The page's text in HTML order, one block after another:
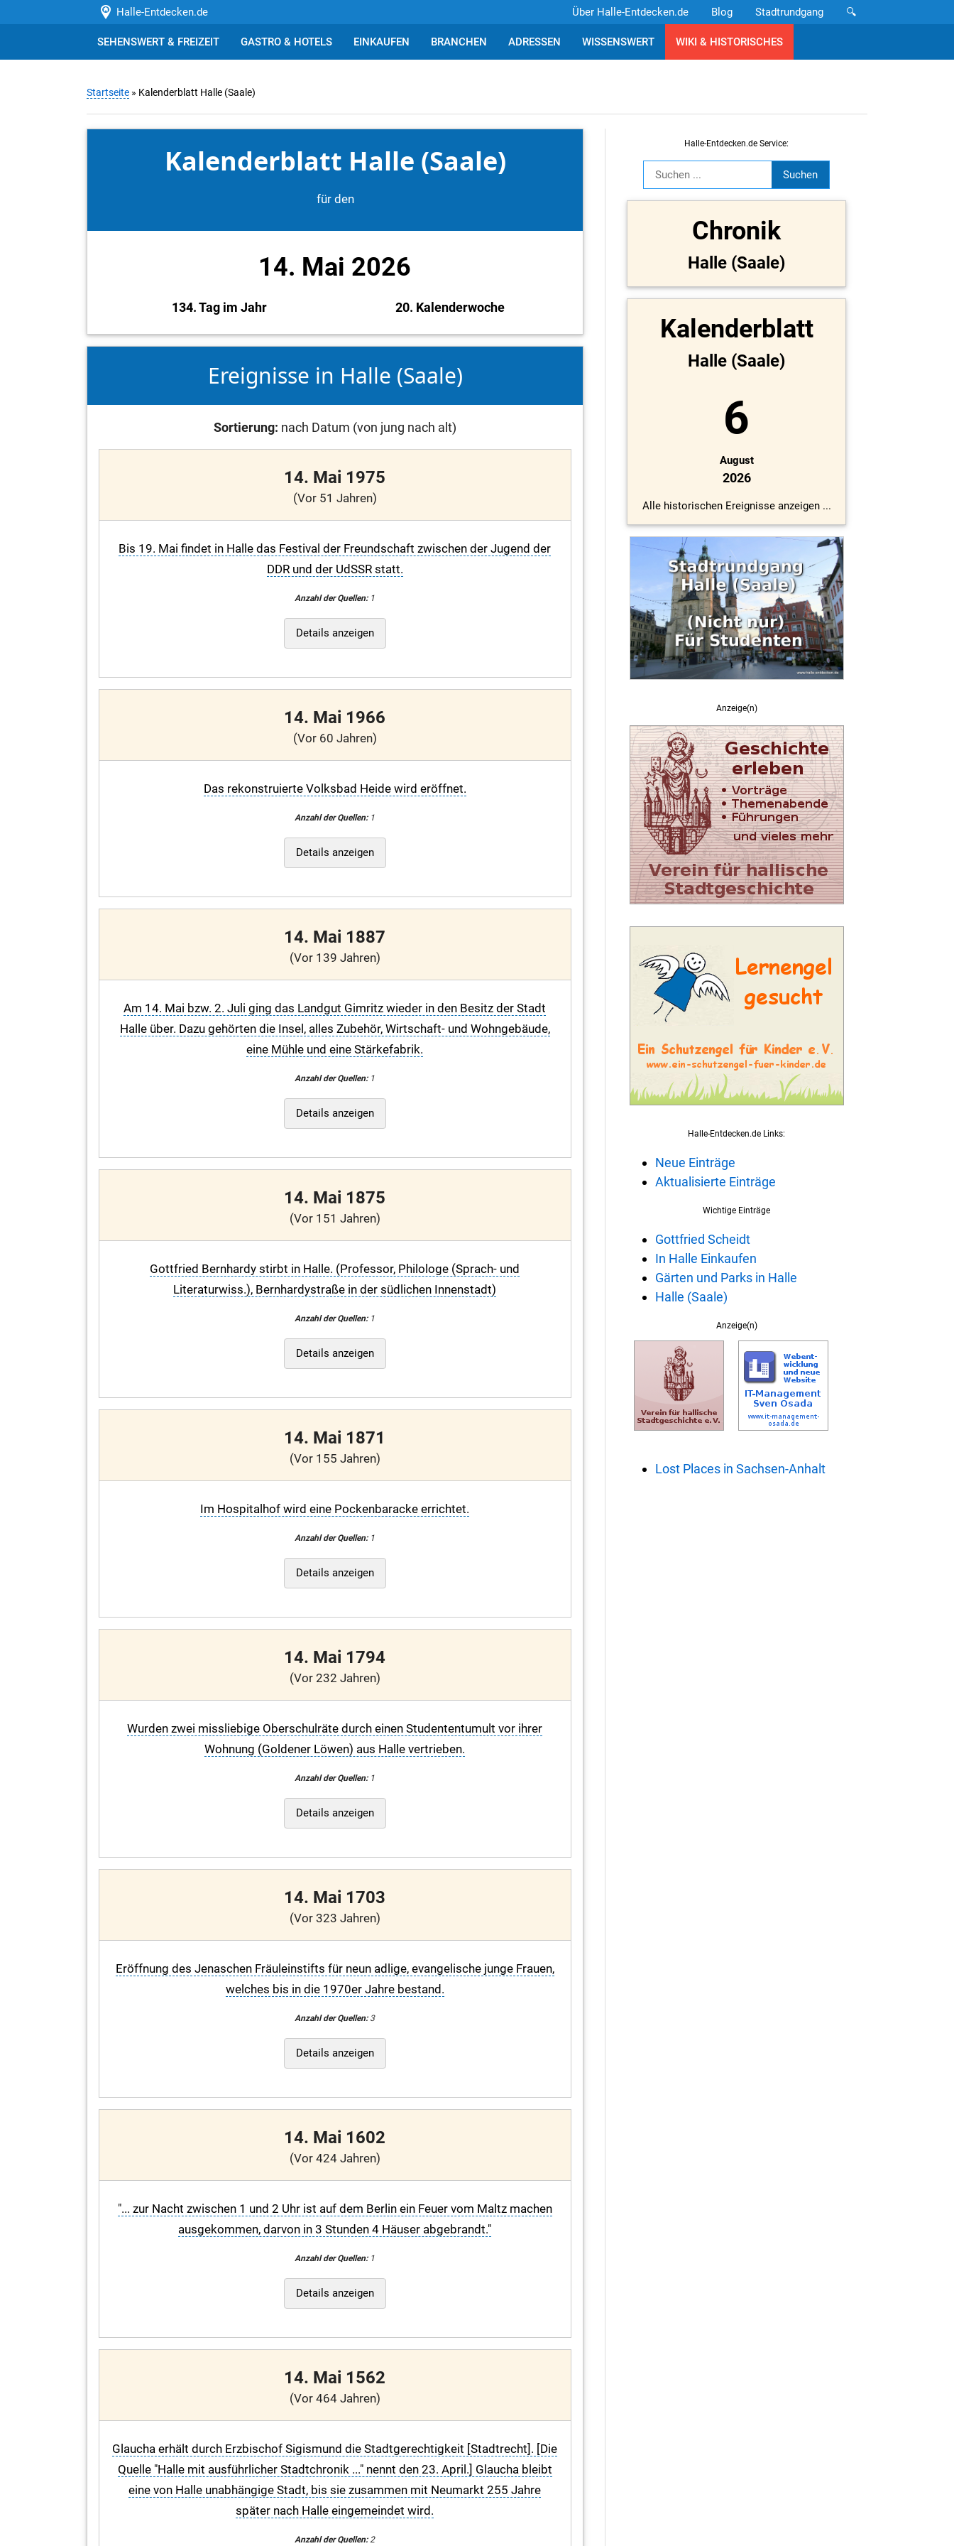
Halle-Entdecken.de 🔍
Stadtrundgang
Blog
Über Halle-Entdecken.de
SEHENSWERT & FREIZEIT GASTRO & HOTELS EINKAUFEN BRANCHEN ADRESSEN WISSENSWERT WIKI & HISTORISCHES
Startseite » Kalenderblatt Halle (Saale)
Kalenderblatt Halle (Saale)
für den
14. Mai 2026
134. Tag im Jahr 20. Kalenderwoche
Ereignisse in Halle (Saale)
Sortierung: nach Datum (von jung nach alt)
14. Mai 1975
(Vor 51 Jahren)
Bis 19. Mai findet in Halle das Festival der Freundschaft zwischen der Jugend der
DDR und der UdSSR statt.
Anzahl der Quellen:1
Details anzeigen
14. Mai 1966
(Vor 60 Jahren)
Das rekonstruierte Volksbad Heide wird eröffnet.
Anzahl der Quellen:1
Details anzeigen
14. Mai 1887
(Vor 139 Jahren)
Am 14. Mai bzw. 2. Juli ging das Landgut Gimritz wieder in den Besitz der Stadt
Halle über. Dazu gehörten die Insel, alles Zubehör, Wirtschaft- und Wohngebäude,
eine Mühle und eine Stärkefabrik.
Anzahl der Quellen:1
Details anzeigen
14. Mai 1875
(Vor 151 Jahren)
Gottfried Bernhardy stirbt in Halle. (Professor, Philologe (Sprach- und
Literaturwiss.), Bernhardystraße in der südlichen Innenstadt)
Anzahl der Quellen:1
Details anzeigen
14. Mai 1871
(Vor 155 Jahren)
Im Hospitalhof wird eine Pockenbaracke errichtet.
Anzahl der Quellen:1
Details anzeigen
14. Mai 1794
(Vor 232 Jahren)
Wurden zwei missliebige Oberschulräte durch einen Studententumult vor ihrer
Wohnung (Goldener Löwen) aus Halle vertrieben.
Anzahl der Quellen:1
Details anzeigen
14. Mai 1703
(Vor 323 Jahren)
Eröffnung des Jenaschen Fräuleinstifts für neun adlige, evangelische junge Frauen,
welches bis in die 1970er Jahre bestand.
Anzahl der Quellen:3
Details anzeigen
14. Mai 1602
(Vor 424 Jahren)
"... zur Nacht zwischen 1 und 2 Uhr ist auf dem Berlin ein Feuer vom Maltz machen
ausgekommen, darvon in 3 Stunden 4 Häuser abgebrandt."
Anzahl der Quellen:1
Details anzeigen
14. Mai 1562
(Vor 464 Jahren)
Glaucha erhält durch Erzbischof Sigismund die Stadtgerechtigkeit [Stadtrecht]. [Die
Quelle "Halle mit ausführlicher Stadtchronik ..." nennt den 23. April.] Glaucha bleibt
eine von Halle unabhängige Stadt, bis sie zusammen mit Neumarkt 255 Jahre
später nach Halle eingemeindet wird.
Anzahl der Quellen:2
Halle-Entdecken.de Service:
Chronik
Halle (Saale)
Kalenderblatt
Halle (Saale)
6
August
2026
Alle historischen Ereignisse anzeigen ...
Anzeige(n)
Halle-Entdecken.de Links:
Neue Einträge
Aktualisierte Einträge
Wichtige Einträge
Gottfried Scheidt
In Halle Einkaufen
Gärten und Parks in Halle
Halle (Saale)
Anzeige(n)
Lost Places in Sachsen-Anhalt